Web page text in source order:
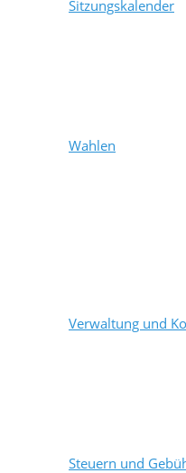
Sitzungskalender
Wahlen
Verwaltung und
Steuern und